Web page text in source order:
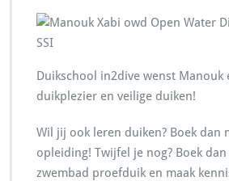
Duikschool in2dive wenst Manouk
duikplezier en veilige duiken!
Wil jij ook leren duiken? Boek dan
opleiding! Twijfel je nog? Boek dan
zwembad proefduik en maak